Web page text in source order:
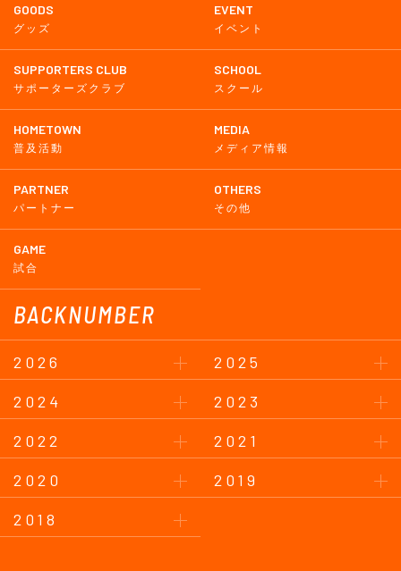
GOODS
グッズ
EVENT
イベント
SUPPORTERS CLUB
サポーターズクラブ
SCHOOL
スクール
HOMETOWN
普及活動
MEDIA
メディア情報
PARTNER
パートナー
OTHERS
その他
GAME
試合
BACKNUMBER
2026
2025
2024
2023
2022
2021
2020
2019
2018